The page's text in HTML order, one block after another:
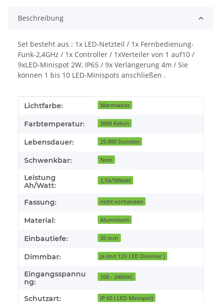
Beschreibung
Set besteht aus : 1x LED-Netzteil / 1x Fernbedienung-
Funk-2,4GHz / 1x Controller / 1xVerteiler von 1 auf10 /
9xLED-Minispot 2W, IP65 / 9x Verlängerung 4m / Sie
können 1 bis 10 LED-Minispots anschließen .
Produkteigenschaft
Wert
Lichtfarbe: Warmweiss
Farbtemperatur: 3000 Kelvin
Lebensdauer: 25.000 Stunden
Schwenkbar: Nein
Leistung
Ah/Watt:
2,5A/30Watt
Fassung: nicht vorhanden
Material: Aluminium
Einbautiefe: 35 mm
Dimmbar: Ja (mit 12V LED Dimmer )
Eingangsspannu
ng:
100 - 240VAC
Schutzart: IP 65 ( LED-Minispot)